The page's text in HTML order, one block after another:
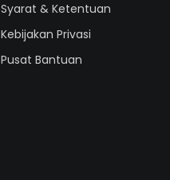
Syarat & Ketentuan
Kebijakan Privasi
Pusat Bantuan